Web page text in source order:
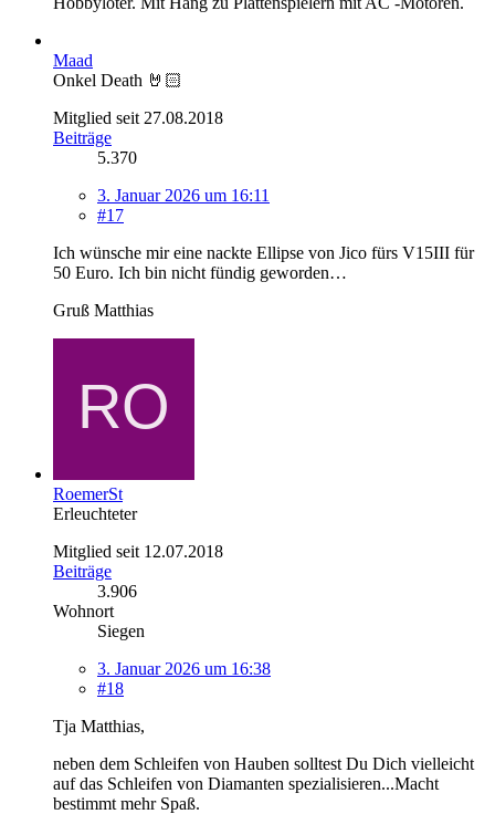
Maad
Onkel Death 🤘🏻
Mitglied seit 27.08.2018
Beiträge
5.370
3. Januar 2026 um 16:11
#17
Ich wünsche mir eine nackte Ellipse von Jico fürs V15III für
50 Euro. Ich bin nicht fündig geworden…
Gruß Matthias
RoemerSt
Erleuchteter
Mitglied seit 12.07.2018
Beiträge
3.906
Wohnort
Siegen
3. Januar 2026 um 16:38
#18
Tja Matthias,
neben dem Schleifen von Hauben solltest Du Dich vielleicht
auf das Schleifen von Diamanten spezialisieren...Macht
bestimmt mehr Spaß.